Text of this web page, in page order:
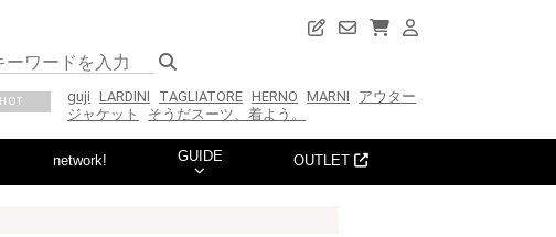
HOT guji LARDINI TAGLIATORE HERNO MARNI
アウター
ジャケット
そうだスーツ、着よう。
network! GUIDE OUTLET